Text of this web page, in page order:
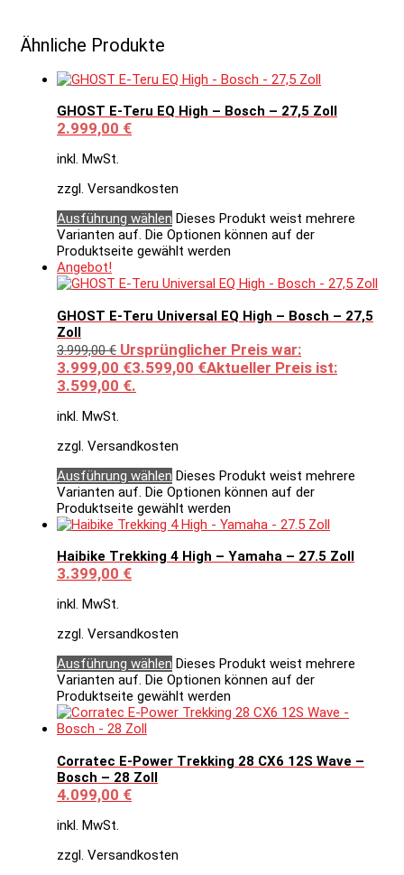
Ähnliche Produkte
GHOST E-Teru EQ High – Bosch – 27,5 Zoll
2.999,00 €
inkl. MwSt.
zzgl. Versandkosten
Ausführung wählen Dieses Produkt weist mehrere
Varianten auf. Die Optionen können auf der
Produktseite gewählt werden
Angebot!
GHOST E-Teru Universal EQ High – Bosch – 27,5
Zoll
3.999,00€ Ursprünglicher Preis war:
3.999,00 €3.599,00 €Aktueller Preis ist:
3.599,00 €.
inkl. MwSt.
zzgl. Versandkosten
Ausführung wählen Dieses Produkt weist mehrere
Varianten auf. Die Optionen können auf der
Produktseite gewählt werden
Haibike Trekking 4 High – Yamaha – 27.5 Zoll
3.399,00 €
inkl. MwSt.
zzgl. Versandkosten
Ausführung wählen Dieses Produkt weist mehrere
Varianten auf. Die Optionen können auf der
Produktseite gewählt werden
Corratec E-Power Trekking 28 CX6 12S Wave –
Bosch – 28 Zoll
4.099,00 €
inkl. MwSt.
zzgl. Versandkosten